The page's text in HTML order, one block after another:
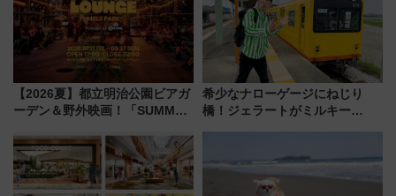
を楽しんで
【2026夏】都立明治公園ビアガ
ーデン＆野外映画！「SUMMER
ケジュール 夜風とビール、映画
を満喫！
希少なナローゲージにねじり
橋！ジェラートがミルキー